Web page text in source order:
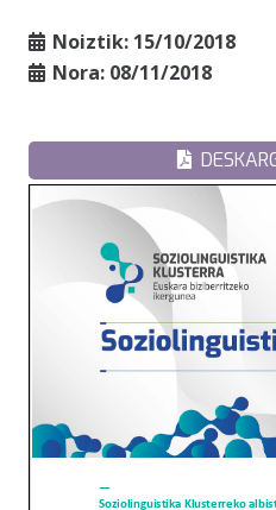
Noiztik: 15/10/2018
Nora: 08/11/2018